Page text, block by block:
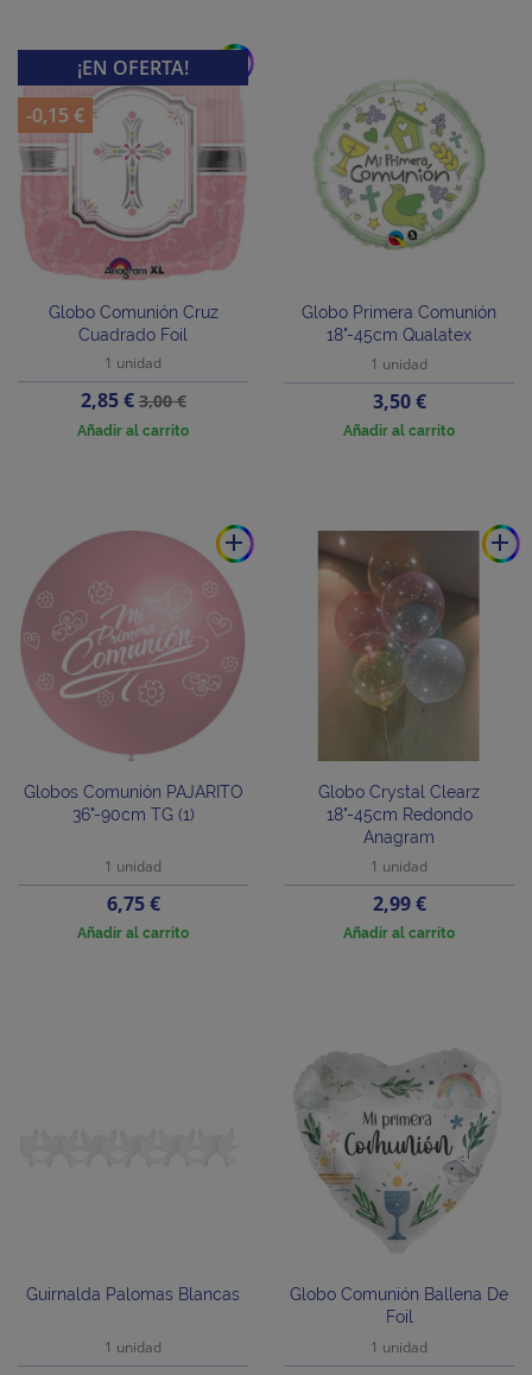
add
Globo Comunión Cruz
Cuadrado Foil
1 unidad
Precio
2,85 €Precio
base
3,00 €
Añadir al carrito
¡EN OFERTA!
-0,15 €
Globo Primera Comunión
18"-45cm Qualatex
1 unidad
Precio
3,50 €
Añadir al carrito
add
Globos Comunión PAJARITO
36"-90cm TG (1)
1 unidad
Precio
6,75 €
Añadir al carrito
add
Globo Crystal Clearz
18"-45cm Redondo
Anagram
1 unidad
Precio
2,99 €
Añadir al carrito
Guirnalda Palomas Blancas
1 unidad
Globo Comunión Ballena De
Foil
1 unidad